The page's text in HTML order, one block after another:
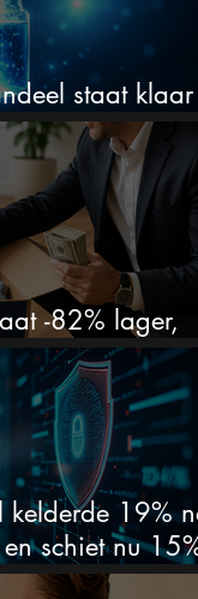
staat klaar
rally
-82% lager,
gewoon groeit
19% na
schiet nu 15%